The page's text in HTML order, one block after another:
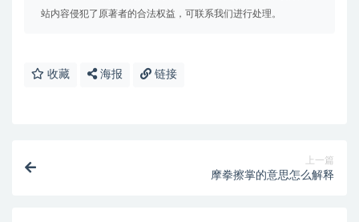
站内容侵犯了原著者的合法权益，可联系我们进行处理。
收藏 海报 链接
上一篇
摩拳擦掌的意思怎么解释